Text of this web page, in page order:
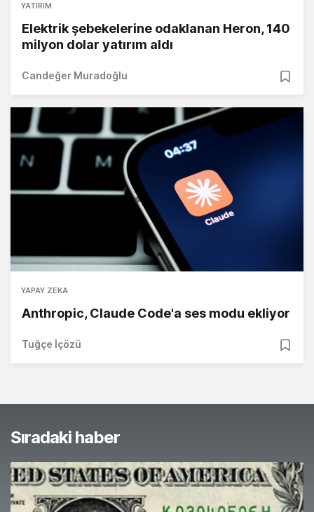
YATIRIM
Elektrik şebekelerine odaklanan Heron, 140
milyon dolar yatırım aldı
Candeğer Muradoğlu
YAPAY ZEKA
Anthropic, Claude Code'a ses modu ekliyor
Tuğçe İçözü
Sıradaki haber